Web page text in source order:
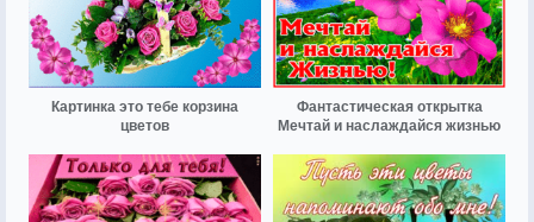
Картинка это тебе корзина
цветов
Фантастическая открытка
Мечтай и наслаждайся жизнью